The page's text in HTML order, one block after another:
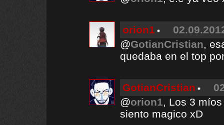
orion1
@GotianCristian,
quedaba en el top
GotianCristian
@orion1, Los 3
siento magico xD